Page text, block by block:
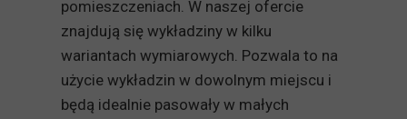
pomieszczeniach. W naszej ofercie
znajdują się wykładziny w kilku
wariantach wymiarowych. Pozwala to na
użycie wykładzin w dowolnym miejscu i
będą idealnie pasowały w małych